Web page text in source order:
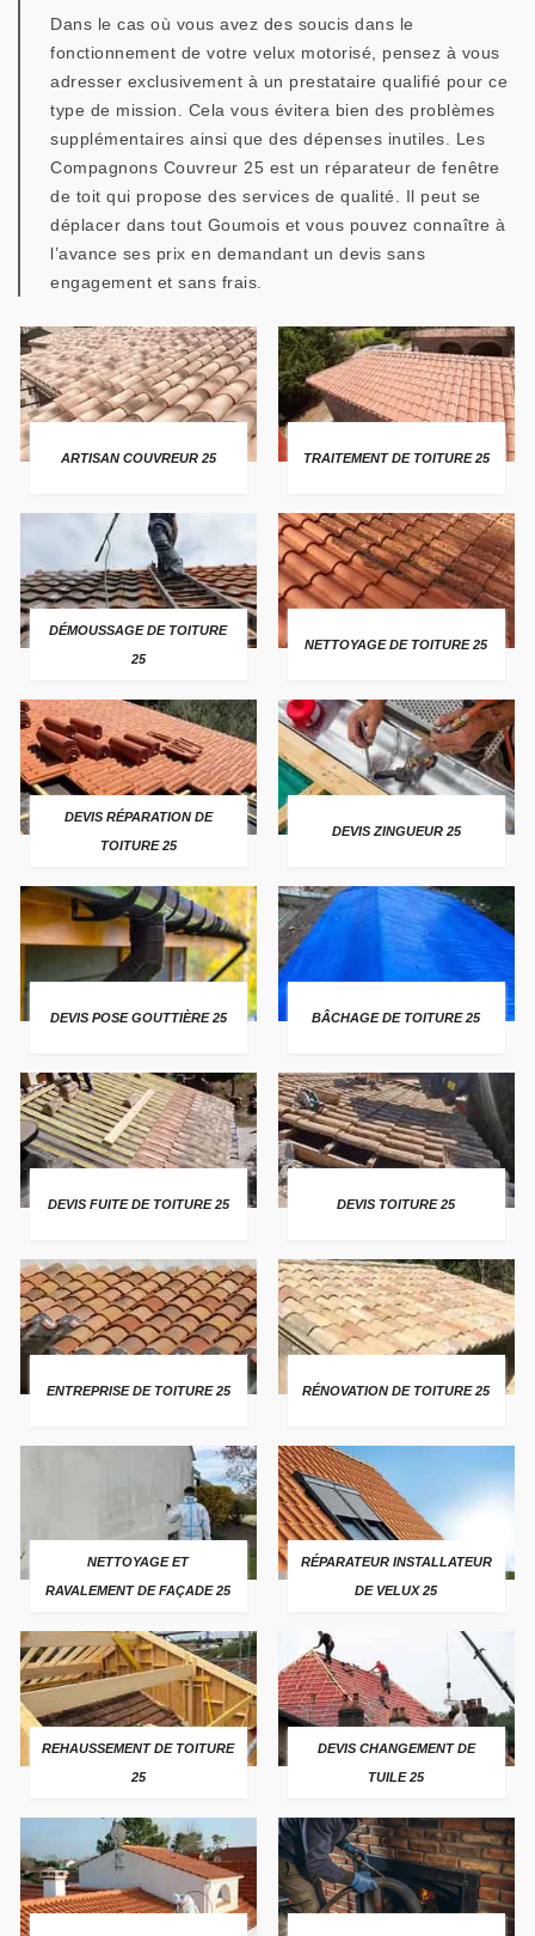
Dans le cas où vous avez des soucis dans le
fonctionnement de votre velux motorisé, pensez à vous
adresser exclusivement à un prestataire qualifié pour ce
type de mission. Cela vous évitera bien des problèmes
supplémentaires ainsi que des dépenses inutiles. Les
Compagnons Couvreur 25 est un réparateur de fenêtre
de toit qui propose des services de qualité. Il peut se
déplacer dans tout Goumois et vous pouvez connaître à
l’avance ses prix en demandant un devis sans
engagement et sans frais.
ARTISAN COUVREUR 25 TRAITEMENT DE TOITURE 25
DÉMOUSSAGE DE TOITURE
25
NETTOYAGE DE TOITURE 25
DEVIS RÉPARATION DE
TOITURE 25
DEVIS ZINGUEUR 25
DEVIS POSE GOUTTIÈRE 25 BÂCHAGE DE TOITURE 25
DEVIS FUITE DE TOITURE 25 DEVIS TOITURE 25
ENTREPRISE DE TOITURE 25 RÉNOVATION DE TOITURE 25
NETTOYAGE ET
RAVALEMENT DE FAÇADE 25
RÉPARATEUR INSTALLATEUR
DE VELUX 25
REHAUSSEMENT DE TOITURE
25
DEVIS CHANGEMENT DE
TUILE 25